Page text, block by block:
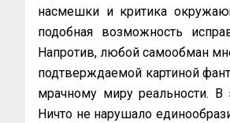
насмешки и критика
подобная возможность
Напротив, любой самообман
подтверждаемой картиной
мрачному миру реальности.
Ничто не нарушало